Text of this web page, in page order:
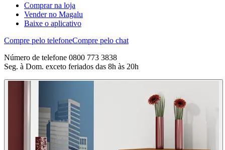
Comprar na loja
Vender no Magalu
Baixe o aplicativo
Compre pelo telefoneCompre pelo chat
Número de telefone 0800 773 3838
Seg. à Dom. exceto feriados das 8h às 20h